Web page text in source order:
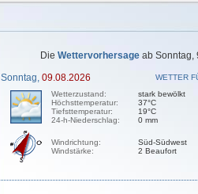
Die Wettervorhersage ab Sonntag,
Sonntag, 09.08.2026
WETTER
Wetterzustand:
Höchsttemperatur:
Tiefsttemperatur:
24-h-Niederschlag:
stark bewölkt
37°C
19°C
0 mm
Windrichtung:
Windstärke:
Süd-Südwest
2 Beaufort